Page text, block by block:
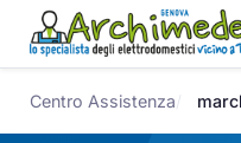
Centro Assistenza